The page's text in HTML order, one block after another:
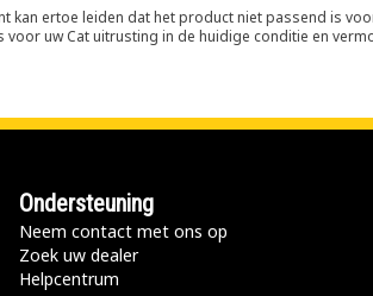
kan ertoe leiden dat het product niet passend is
uw Cat uitrusting in de huidige conditie en
Ondersteuning
Neem contact met ons op
Zoek uw dealer
Helpcentrum